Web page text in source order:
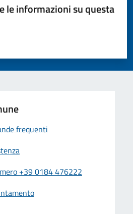
le informazioni su questa
stelle su 5
su 5
5
frequenti
+39 0184 476222